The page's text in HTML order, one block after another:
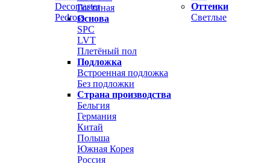
Decomaster
Pedross
Оттенки
Светлые
Гостиная
Основа
SPC
LVT
Плетёный пол
Подложка
Встроенная подложка
Без подложки
Страна производства
Бельгия
Германия
Китай
Польша
Южная Корея
Россия